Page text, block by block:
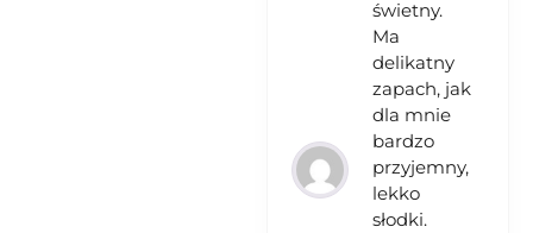
świetny.
Ma
delikatny
zapach, jak
dla mnie
bardzo
przyjemny,
lekko
słodki.